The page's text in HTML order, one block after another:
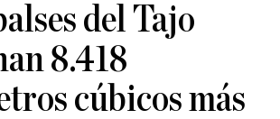
del Tajo
8.418
cúbicos más